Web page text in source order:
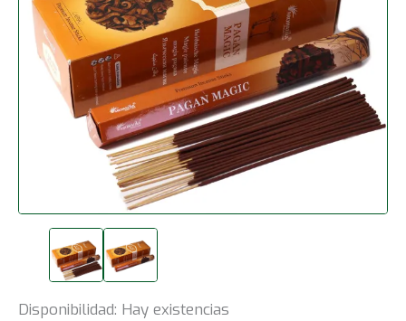
Disponibilidad: Hay existencias